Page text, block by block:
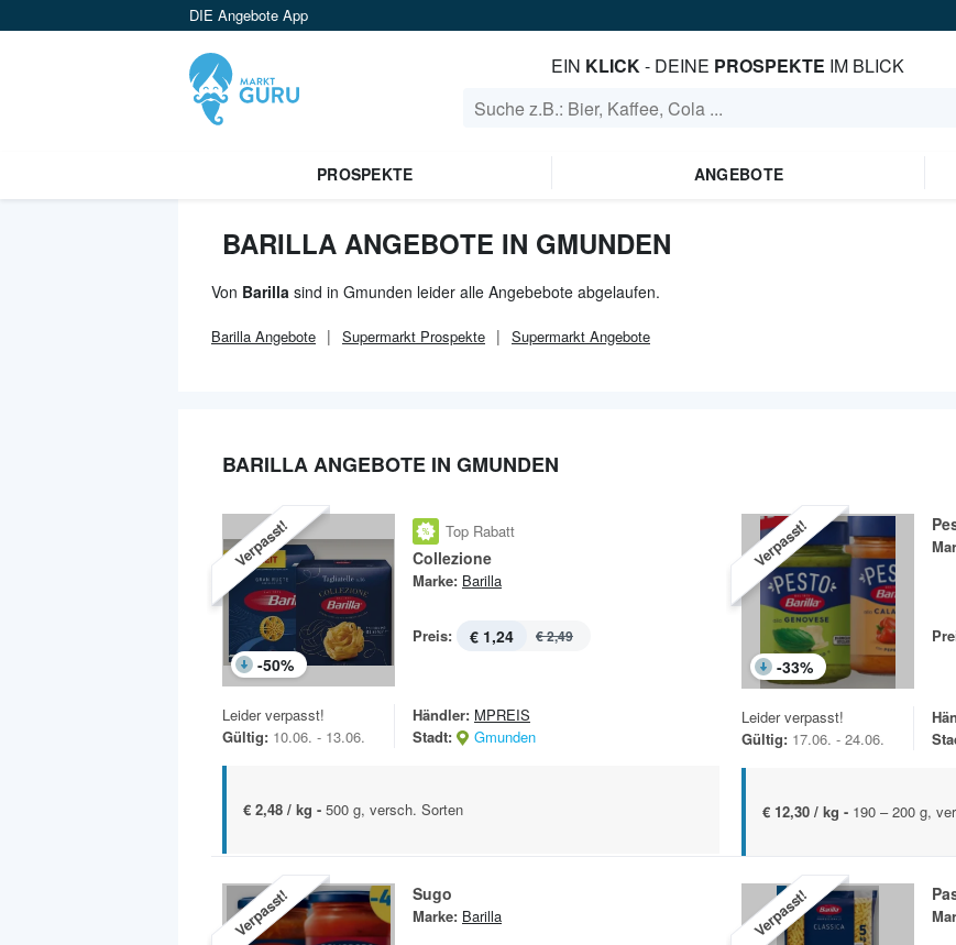
DIE Angebote App
EIN KLICK- DEINE PROSPEKTE IM BLICK
PROSPEKTE ANGEBOTE
BARILLA ANGEBOTE IN GMUNDEN
Von Barilla sind in Gmunden leider alle Angebebote abgelaufen.
Barilla Angebote Supermarkt Prospekte Supermarkt Angebote
BARILLA ANGEBOTE IN GMUNDEN
Verpasst!
-50%
Top Rabatt
Collezione
Marke: Barilla
Preis: € 1,24 € 2,49
Leider verpasst!
Gültig: 10.06. - 13.06.
Händler: MPREIS
Stadt:
Gmunden
€ 2,48 / kg - 500 g, versch. Sorten
Verpasst!
-33%
Leider verpasst!
Gültig: 17.06. - 24.06.
€ 12,30 / kg - 190 – 200 g,
Verpasst! Sugo
Marke: Barilla Verpasst!